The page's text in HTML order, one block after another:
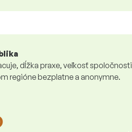
dĺžka praxe, veľkosť
regióne bezplatne a anonymne.